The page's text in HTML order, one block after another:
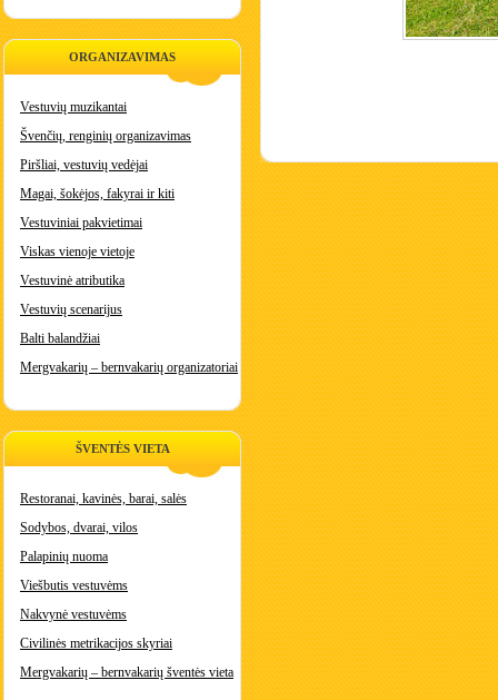
ORGANIZAVIMAS
Vestuvių muzikantai
Švenčių, renginių organizavimas
Piršliai, vestuvių vedėjai
Magai, šokėjos, fakyrai ir kiti
Vestuviniai pakvietimai
Viskas vienoje vietoje
Vestuvinė atributika
Vestuvių scenarijus
Balti balandžiai
Mergvakarių – bernvakarių organizatoriai
ŠVENTĖS VIETA
Restoranai, kavinės, barai, salės
Sodybos, dvarai, vilos
Palapinių nuoma
Viešbutis vestuvėms
Nakvynė vestuvėms
Civilinės metrikacijos skyriai
Mergvakarių – bernvakarių šventės vieta